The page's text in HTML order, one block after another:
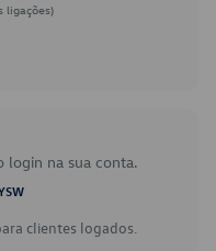
ligações)
login na sua conta.
clientes logados.